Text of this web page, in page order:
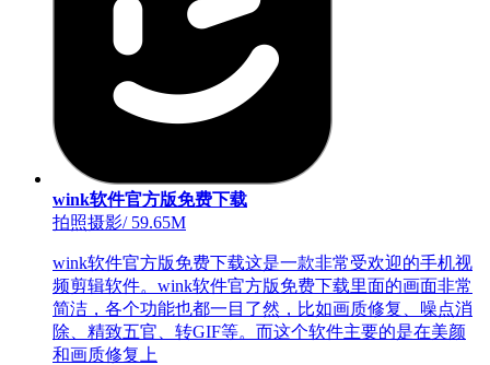
wink软件官方版免费下载
拍照摄影/59.65M
wink软件官方版免费下载这是一款非常受欢迎的手机视
频剪辑软件。wink软件官方版免费下载里面的画面非常
简洁，各个功能也都一目了然，比如画质修复、噪点消
除、精致五官、转GIF等。而这个软件主要的是在美颜
和画质修复上